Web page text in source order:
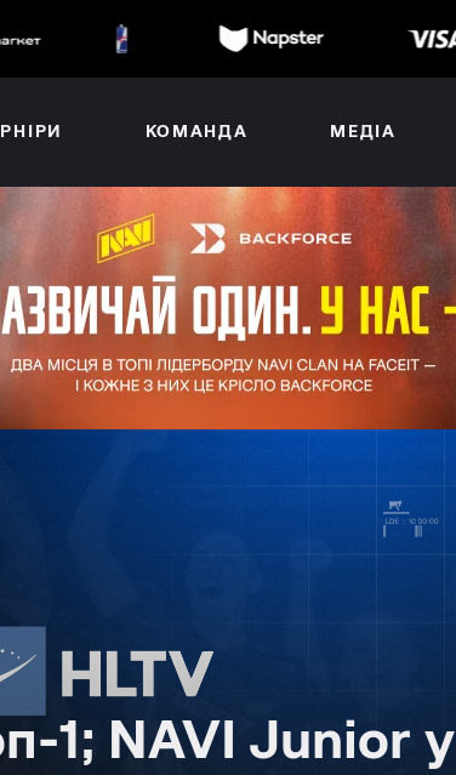
КОМАНДА МЕДІА
1; NAVI Junior у